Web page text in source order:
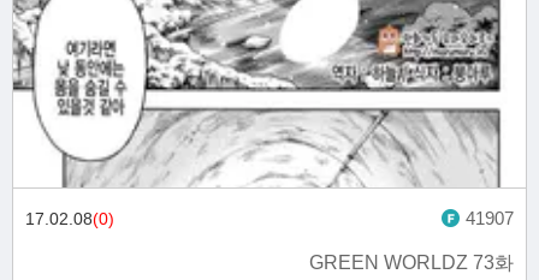
GREEN WORLDZ 73화
17.02.08(0) 41907